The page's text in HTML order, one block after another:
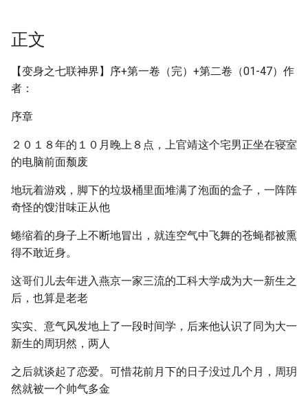
正文
【变身之七联神界】序+第一卷（完）+第二卷（01-47）作
者：
序章
２０１８年的１０月晚上８点，上官靖这个宅男正坐在寝室
的电脑前面颓废
地玩着游戏，脚下的垃圾桶里面堆满了泡面的盒子，一阵阵
奇怪的馊泔味正从他
蜷缩着的身子上不断地冒出，就连空气中飞舞的苍蝇都被熏
得不敢近身。
这哥们儿去年进入燕京一家三流的工科大学成为大一新生之
后，也算是老老
实实、意气风发地上了一段时间学，后来他认识了同为大一
新生的周玥然，两人
之后就谈起了恋爱。可惜花前月下的日子没过几个月，周玥
然就被一个帅气多金